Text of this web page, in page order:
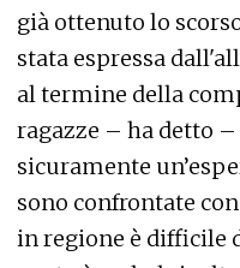
già ottenuto lo
stata espressa
al termine della
ragazze – ha detto
sicuramente
sono confrontate
in regione è difficile